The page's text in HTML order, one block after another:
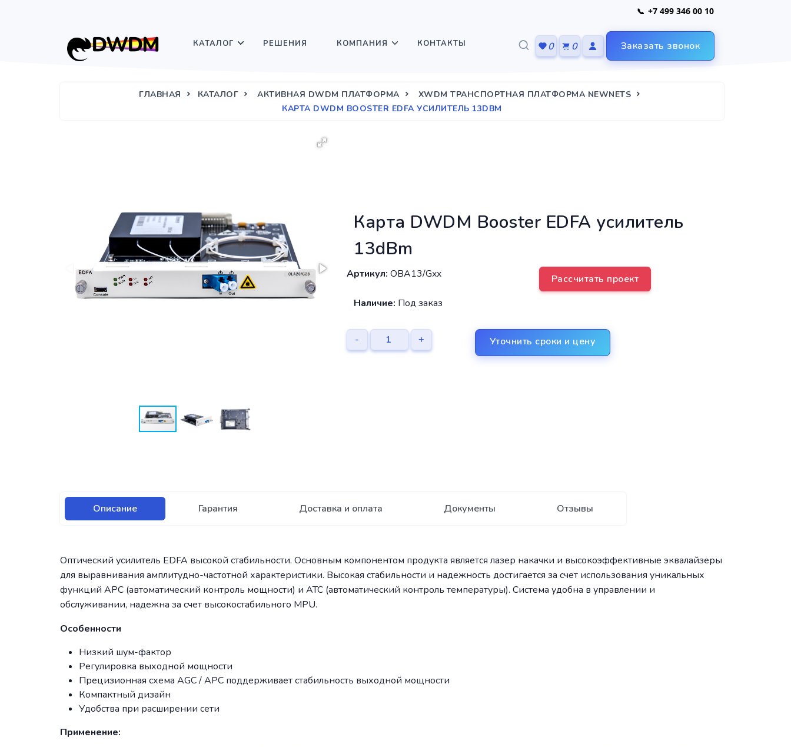
+7 499 346 00 10
0 0 Заказать звонок
КАТАЛОГ РЕШЕНИЯ КОМПАНИЯ КОНТАКТЫ
ГЛАВНАЯ КАТАЛОГ АКТИВНАЯ DWDM ПЛАТФОРМА
XWDM ТРАНСПОРТНАЯ ПЛАТФОРМА NEWNETS
КАРТА DWDM BOOSTER EDFA УСИЛИТЕЛЬ 13DBM
Карта DWDM Booster EDFA усилитель
13dBm
Артикул: OBA13/Gxx
Рассчитать проект
Наличие: Под заказ
- + Уточнить сроки и цену
Описание Гарантия Доставка и оплата Документы Отзывы
Оптический усилитель EDFA высокой стабильности. Основным компонентом продукта является лазер накачки и высокоэффективные эквалайзеры
для выравнивания амплитудно-частотной характеристики. Высокая стабильности и надежность достигается за счет использования уникальных
функций APC (автоматический контроль мощности) и ATC (автоматический контроль температуры). Система удобна в управлении и
обслуживании, надежна за счет высокостабильного MPU.
Особенности
Низкий шум-фактор
Регулировка выходной мощности
Прецизионная схема AGC / APC поддерживает стабильность выходной мощности
Компактный дизайн
Удобства при расширении сети
Применение: